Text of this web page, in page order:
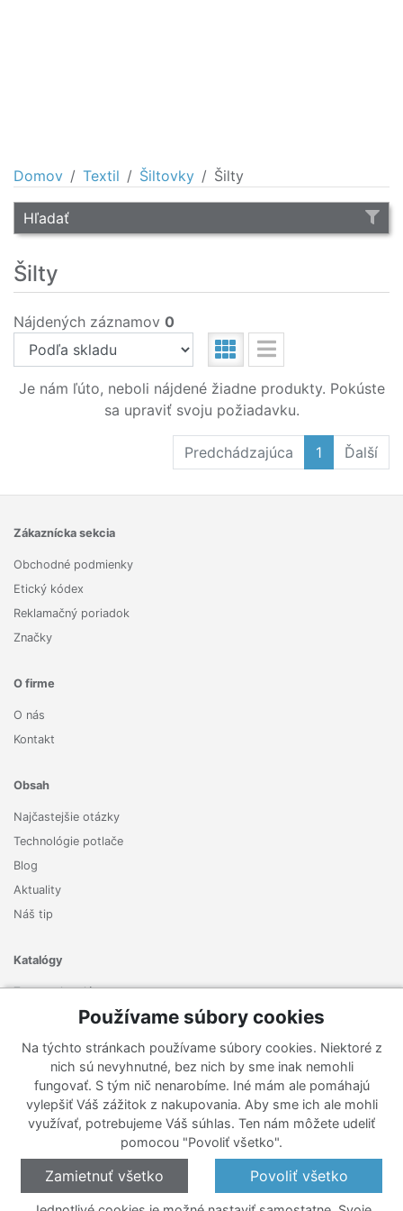
Domov Textil Šiltovky Šilty
Hľadať
Šilty
Nájdených záznamov 0
Je nám ľúto, neboli nájdené žiadne produkty. Pokúste
sa upraviť svoju požiadavku.
Predchádzajúca 1 Ďalší
Zákaznícka sekcia
Obchodné podmienky
Etický kódex
Reklamačný poriadok
Značky
O firme
O nás
Kontakt
Obsah
Najčastejšie otázky
Technológie potlače
Blog
Aktuality
Náš tip
Katalógy
Zoznam katalógov
Zaregistrujte sa k odberu nášho newslettera a nenechajte si
ujsť žiadne ponuky ani nové produkty.
Používame súbory cookies
Na týchto stránkach používame súbory cookies. Niektoré z
nich sú nevyhnutné, bez nich by sme inak nemohli
fungovať. S tým nič nenarobíme. Iné mám ale pomáhajú
vylepšiť Váš zážitok z nakupovania. Aby sme ich ale mohli
využívať, potrebujeme Váš súhlas. Ten nám môžete udeliť
pomocou "Povoliť všetko".
Zamietnuť všetko Povoliť všetko